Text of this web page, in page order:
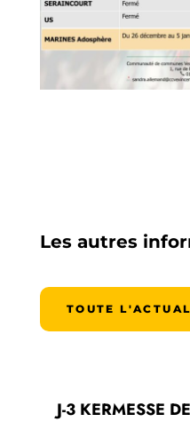
Les autres
TOUTE
J-3 KERMESSE